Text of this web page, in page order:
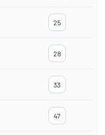
25
28
33
47